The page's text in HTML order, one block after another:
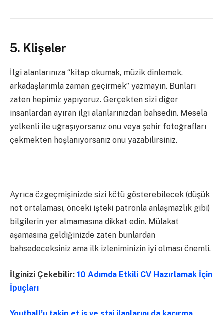
5. Klişeler
İlgi alanlarınıza “kitap okumak, müzik dinlemek,
arkadaşlarımla zaman geçirmek” yazmayın. Bunları
zaten hepimiz yapıyoruz. Gerçekten sizi diğer
insanlardan ayıran ilgi alanlarınızdan bahsedin. Mesela
yelkenli ile uğraşıyorsanız onu veya şehir fotoğrafları
çekmekten hoşlanıyorsanız onu yazabilirsiniz.
Ayrıca özgeçmişinizde sizi kötü gösterebilecek (düşük
not ortalaması, önceki işteki patronla anlaşmazlık gibi)
bilgilerin yer almamasına dikkat edin. Mülakat
aşamasına geldiğinizde zaten bunlardan
bahsedeceksiniz ama ilk izleniminizin iyi olması önemli.
İlginizi Çekebilir: 10 Adımda Etkili CV Hazırlamak İçin
İpuçları